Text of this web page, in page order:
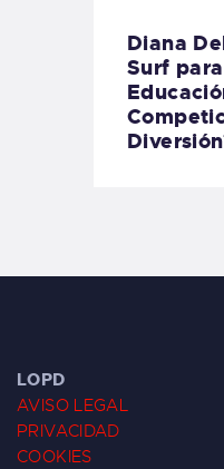
Diana
Surf
LOPD
AVISO LEGAL
PRIVACIDAD
COOKIES